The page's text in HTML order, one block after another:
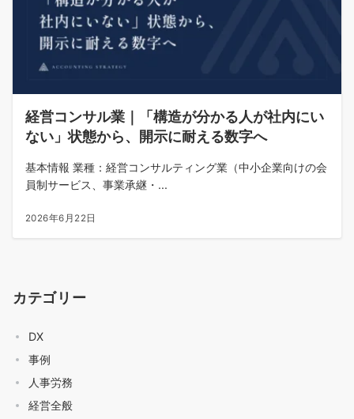
経営コンサル業｜「構造が分かる人が社内にい
ない」状態から、開示に耐える数字へ
基本情報 業種：経営コンサルティング業（中小企業向けの会
員制サービス、事業承継・...
2026年6月22日
カテゴリー
DX
事例
人事労務
経営全般